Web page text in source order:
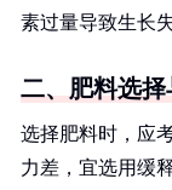
素过量导致生长失
二、肥料选
选择肥料时，应
力差，宜选用缓